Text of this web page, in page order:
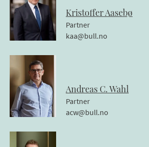
KristofferAasebø
Partner
kaa@bull.no
Andreas C.Wahl
Partner
acw@bull.no